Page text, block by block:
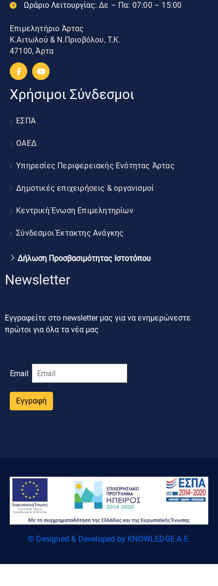
Ωράριο Λειτουργίας: Δε – Πα: 07:00 – 15:00
Επιμελητήριο Άρτας
Κ.Αιτωλού & Ν.Πριοβόλου, Τ.Κ.
47100, Άρτα
Χρήσιμοι Σύνδεσμοι
ΕΣΠΑ
ΟΑΕΔ
Υπηρεσίες Περιφερειακής Ενότητας Άρτας
Δημοτικές επιχειρήσεις & οργανισμοί
Κεντρική Ένωση Επιμελητηρίων
Σύνδεσμοι Έκτακτης Ανάγκης
Δήλωση Προσβασιμότητας Ιστοτόπου
Newsletter
Εγγραφείτε στο newsletter μας για να ενημερώνεστε
πρώτοι για όλα τα νέα μας
Email:
Εγγραφή
© Designed & Developed by KNOWLEDGE A.E.